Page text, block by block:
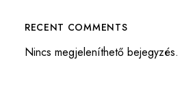
RECENT COMMENTS
Nincs megjeleníthető bejegyzés.